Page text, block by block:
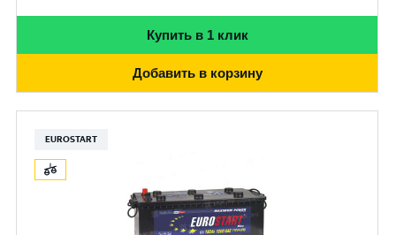
Купить в 1 клик
Добавить в корзину
EUROSTART